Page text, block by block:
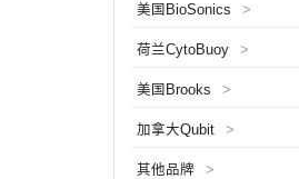
美国BioSonics >
荷兰CytoBuoy >
美国Brooks >
加拿大Qubit >
其他品牌 >